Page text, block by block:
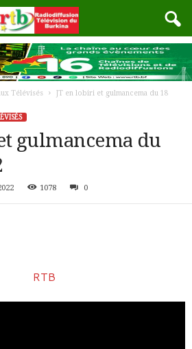
Télévisés
JT en lobiri et gulmancema du 18
gulmancema du
1078 0